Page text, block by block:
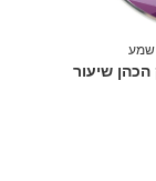
שמע
הכהן שיעור